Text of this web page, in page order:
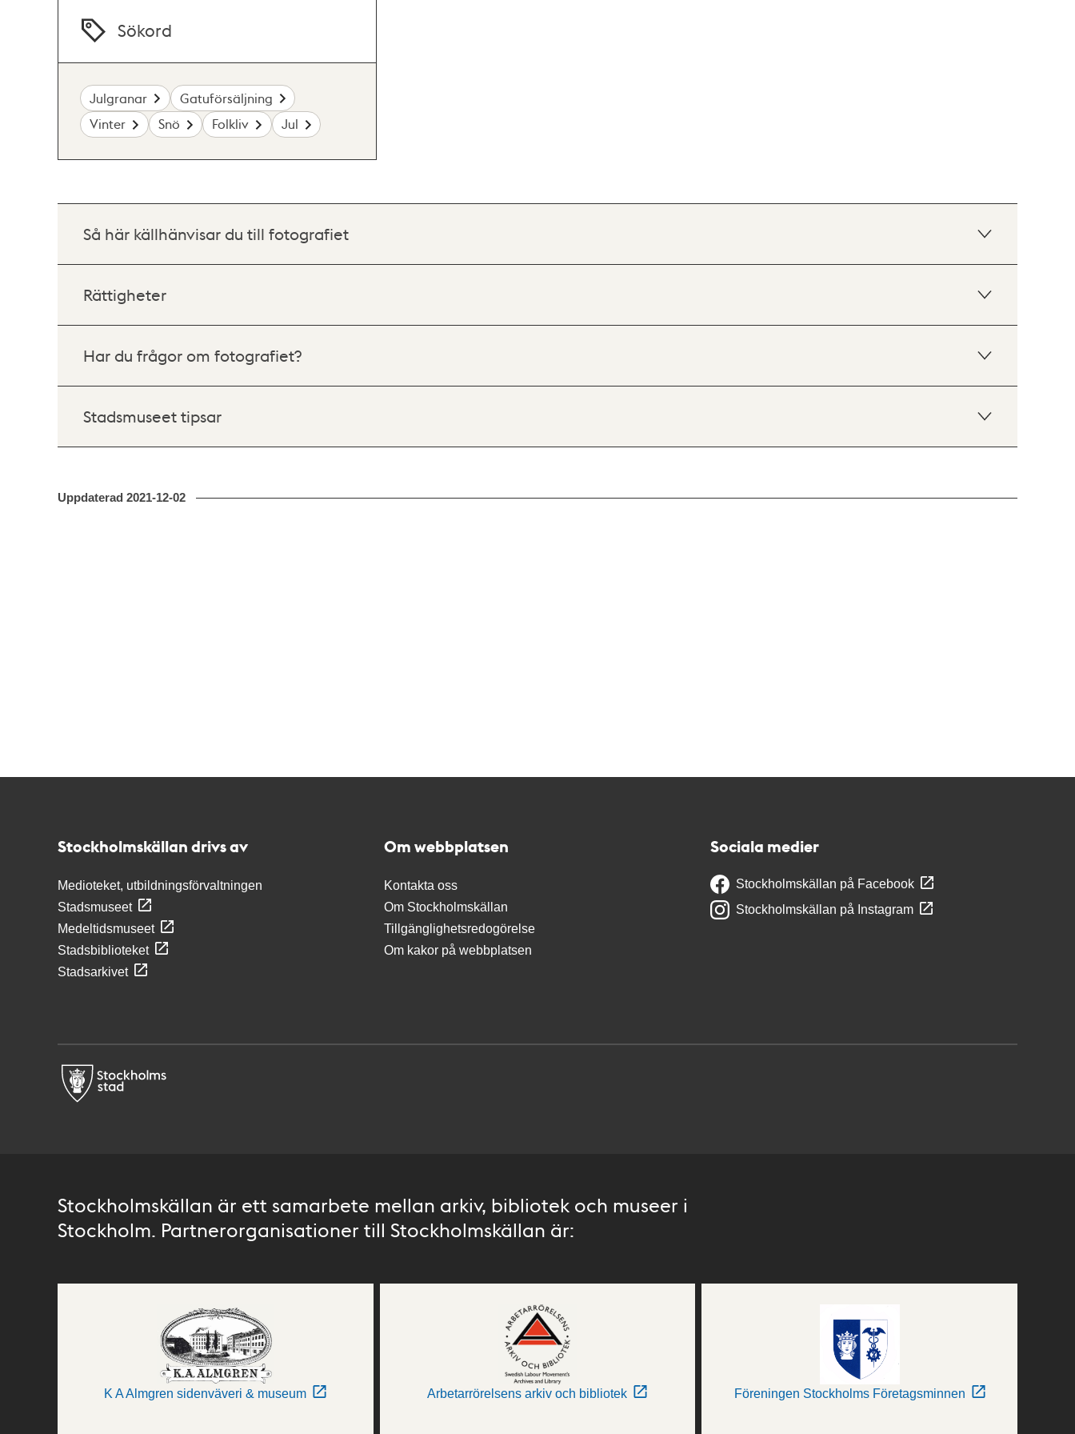
Sökord
Julgranar
Gatuförsäljning
Vinter
Snö Folkliv Jul
Så här källhänvisar du till fotografiet
Rättigheter
Har du frågor om fotografiet?
Stadsmuseet tipsar
Uppdaterad 2021-12-02
Stockholmskällan drivs av
Medioteket, utbildningsförvaltningen
Stadsmuseet
Medeltidsmuseet
Stadsbiblioteket
Stadsarkivet
Om webbplatsen
Kontakta oss
Om Stockholmskällan
Tillgänglighetsredogörelse
Om kakor på webbplatsen
Sociala medier
Stockholmskällan på Facebook
Stockholmskällan på Instagram
Stockholmskällan är ett samarbete mellan arkiv, bibliotek och museer i
Stockholm. Partnerorganisationer till Stockholmskällan är:
K A Almgren sidenväveri & museum Arbetarrörelsens arkiv och bibliotek Föreningen Stockholms Företagsminnen